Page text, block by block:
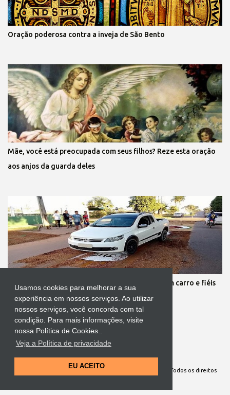
Usamos cookies para melhorar a sua
experiência em nossos serviços. Ao utilizar
nossos serviços, você concorda com tal
condição. Para mais informações, visite
nossa Política de Cookies..
Veja a Política de privacidade
EU ACEITO
Oração poderosa contra a inveja de São Bento
Mãe, você está preocupada com seus filhos? Reze esta oração
aos anjos da guarda deles
Protestante destrói tapete de Corpus Christi com carro e fiéis
se revoltam
Tecnologia do Blogger
Site Oficial da Comunidade Nossa Senhora cuida de mim. Todos os direitos